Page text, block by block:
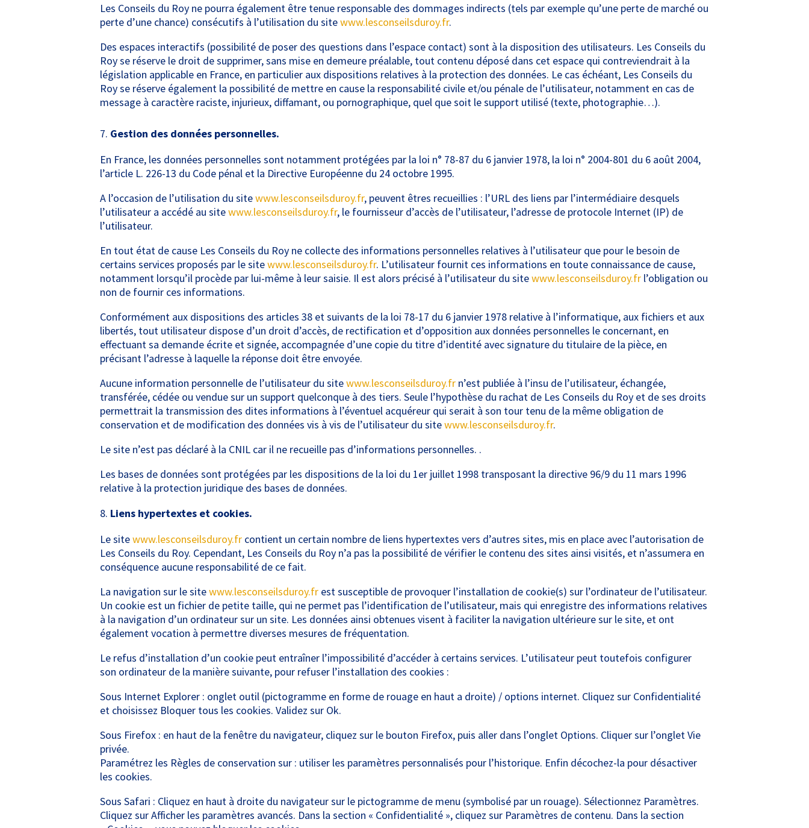
Les Conseils du Roy ne pourra également être tenue responsable des dommages indirects (tels par exemple qu’une perte de marché ou
perte d’une chance) consécutifs à l’utilisation du sitewww.lesconseilsduroy.fr.
Des espaces interactifs (possibilité de poser des questions dans l’espace contact) sont à la disposition des utilisateurs. Les Conseils du
Roy se réserve le droit de supprimer, sans mise en demeure préalable, tout contenu déposé dans cet espace qui contreviendrait à la
législation applicable en France, en particulier aux dispositions relatives à la protection des données. Le cas échéant, Les Conseils du
Roy se réserve également la possibilité de mettre en cause la responsabilité civile et/ou pénale de l’utilisateur, notamment en cas de
message à caractère raciste, injurieux, diffamant, ou pornographique, quel que soit le support utilisé (texte, photographie…).
Gestion des données personnelles.
En France, les données personnelles sont notamment protégées par la loi n° 78-87 du 6 janvier 1978, la loi n° 2004-801 du 6 août 2004,
l’article L. 226-13 du Code pénal et la Directive Européenne du 24 octobre 1995.
A l’occasion de l’utilisation du sitewww.lesconseilsduroy.fr, peuvent êtres recueillies : l’URL des liens par l’intermédiaire desquels
l’utilisateur a accédé au sitewww.lesconseilsduroy.fr, le fournisseur d’accès de l’utilisateur, l’adresse de protocole Internet (IP) de
l’utilisateur.
En tout état de cause Les Conseils du Roy ne collecte des informations personnelles relatives à l’utilisateur que pour le besoin de
certains services proposés par le sitewww.lesconseilsduroy.fr. L’utilisateur fournit ces informations en toute connaissance de cause,
notamment lorsqu’il procède par lui-même à leur saisie. Il est alors précisé à l’utilisateur du sitewww.lesconseilsduroy.frl’obligation ou
non de fournir ces informations.
Conformément aux dispositions des articles 38 et suivants de la loi 78-17 du 6 janvier 1978 relative à l’informatique, aux fichiers et aux
libertés, tout utilisateur dispose d’un droit d’accès, de rectification et d’opposition aux données personnelles le concernant, en
effectuant sa demande écrite et signée, accompagnée d’une copie du titre d’identité avec signature du titulaire de la pièce, en
précisant l’adresse à laquelle la réponse doit être envoyée.
Aucune information personnelle de l’utilisateur du sitewww.lesconseilsduroy.frn’est publiée à l’insu de l’utilisateur, échangée,
transférée, cédée ou vendue sur un support quelconque à des tiers. Seule l’hypothèse du rachat de Les Conseils du Roy et de ses droits
permettrait la transmission des dites informations à l’éventuel acquéreur qui serait à son tour tenu de la même obligation de
conservation et de modification des données vis à vis de l’utilisateur du sitewww.lesconseilsduroy.fr.
Le site n’est pas déclaré à la CNIL car il ne recueille pas d’informations personnelles. .
Les bases de données sont protégées par les dispositions de la loi du 1er juillet 1998 transposant la directive 96/9 du 11 mars 1996
relative à la protection juridique des bases de données.
Liens hypertextes et cookies.
Le sitewww.lesconseilsduroy.frcontient un certain nombre de liens hypertextes vers d’autres sites, mis en place avec l’autorisation de
Les Conseils du Roy. Cependant, Les Conseils du Roy n’a pas la possibilité de vérifier le contenu des sites ainsi visités, et n’assumera en
conséquence aucune responsabilité de ce fait.
La navigation sur le sitewww.lesconseilsduroy.frest susceptible de provoquer l’installation de cookie(s) sur l’ordinateur de l’utilisateur.
Un cookie est un fichier de petite taille, qui ne permet pas l’identification de l’utilisateur, mais qui enregistre des informations relatives
à la navigation d’un ordinateur sur un site. Les données ainsi obtenues visent à faciliter la navigation ultérieure sur le site, et ont
également vocation à permettre diverses mesures de fréquentation.
Le refus d’installation d’un cookie peut entraîner l’impossibilité d’accéder à certains services. L’utilisateur peut toutefois configurer
son ordinateur de la manière suivante, pour refuser l’installation des cookies :
Sous Internet Explorer : onglet outil (pictogramme en forme de rouage en haut a droite) / options internet. Cliquez sur Confidentialité
et choisissez Bloquer tous les cookies. Validez sur Ok.
Sous Firefox : en haut de la fenêtre du navigateur, cliquez sur le bouton Firefox, puis aller dans l’onglet Options. Cliquer sur l’onglet Vie
privée.
Paramétrez les Règles de conservation sur : utiliser les paramètres personnalisés pour l’historique. Enfin décochez-la pour désactiver
les cookies.
Sous Safari : Cliquez en haut à droite du navigateur sur le pictogramme de menu (symbolisé par un rouage). Sélectionnez Paramètres.
Cliquez sur Afficher les paramètres avancés. Dans la section « Confidentialité », cliquez sur Paramètres de contenu. Dans la section